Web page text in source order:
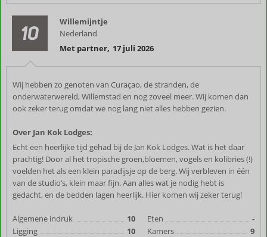
10
Willemijntje
Nederland
Met partner, 17 juli 2026
Wij hebben zo genoten van Curaçao, de stranden, de
onderwaterwereld, Willemstad en nog zoveel meer. Wij komen dan
ook zeker terug omdat we nog lang niet alles hebben gezien.
Over Jan Kok Lodges:
Echt een heerlijke tijd gehad bij de Jan Kok Lodges. Wat is het daar
prachtig! Door al het tropische groen,bloemen, vogels en kolibries (!)
voelden het als een klein paradijsje op de berg. Wij verbleven in één
van de studio’s, klein maar fijn. Aan alles wat je nodig hebt is
gedacht, en de bedden lagen heerlijk. Hier komen wij zeker terug!
Algemene indruk
10
Ligging
10
Eten
-
Kamers
9